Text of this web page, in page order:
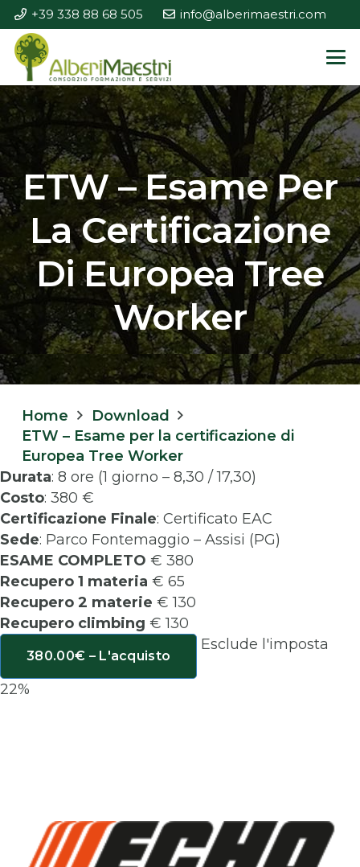
+39 338 88 68 505 info@alberimaestri.com
ETW – Esame Per
La Certificazione
Di Europea Tree
Worker
Home
Download
ETW – Esame per la certificazione di
Europea Tree Worker
Durata: 8 ore (1 giorno – 8,30 / 17,30)
Costo: 380 €
Certificazione Finale: Certificato EAC
Sede: Parco Fontemaggio – Assisi (PG)
ESAME COMPLETO € 380
Recupero 1 materia € 65
Recupero 2 materie € 130
Recupero climbing € 130
380.00€ – L'acquisto
Esclude l'imposta
22%